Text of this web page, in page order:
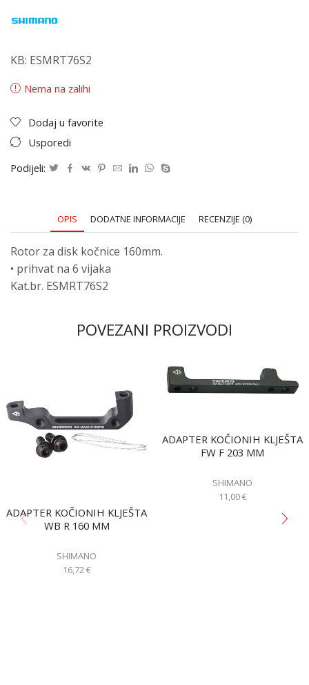
KB: ESMRT76S2
Nema na zalihi
Dodaj u favorite
Usporedi
Podijeli:
OPIS DODATNE INFORMACIJE RECENZIJE (0)
Rotor za disk kočnice 160mm.
• prihvat na 6 vijaka
Kat.br. ESMRT76S2
POVEZANI PROIZVODI
ADAPTER KOČIONIH KLJEŠTA
WB R 160 MM
SHIMANO
16,72€
ADAPTER KOČIONIH KLJEŠTA
FW F 203 MM
SHIMANO
11,00€